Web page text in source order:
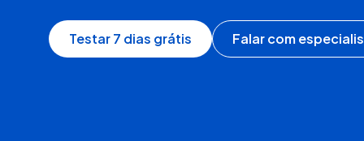
Testar 7 dias grátis Falar com